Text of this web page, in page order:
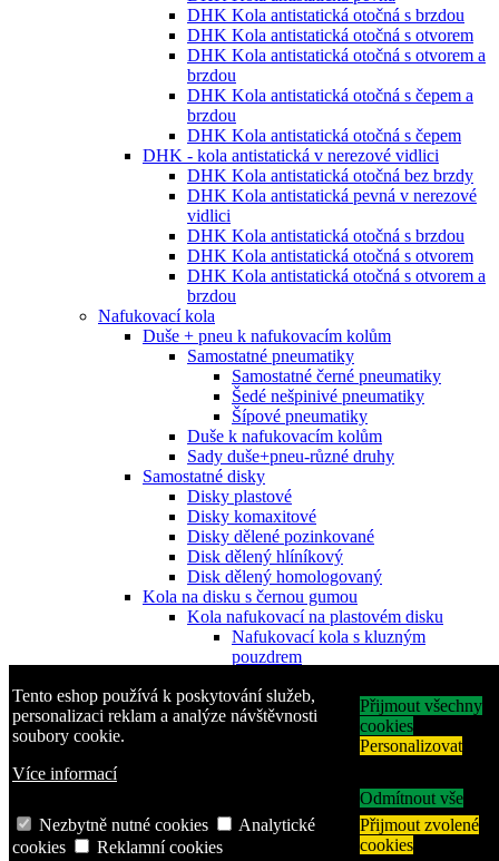
Tento eshop používá k poskytování služeb,
personalizaci reklam a analýze návštěvnosti
soubory cookie.
Více informací
Přijmout všechny
cookies
Personalizovat
Odmítnout vše
Nezbytně nutné cookies
Analytické
cookies
Reklamní cookies
Přijmout zvolené
cookies
DHK Kola antistatická otočná s brzdou
DHK Kola antistatická otočná s otvorem
DHK Kola antistatická otočná s otvorem a
brzdou
DHK Kola antistatická otočná s čepem a
brzdou
DHK Kola antistatická otočná s čepem
DHK - kola antistatická v nerezové vidlici
DHK Kola antistatická otočná bez brzdy
DHK Kola antistatická pevná v nerezové
vidlici
DHK Kola antistatická otočná s brzdou
DHK Kola antistatická otočná s otvorem
DHK Kola antistatická otočná s otvorem a
brzdou
Nafukovací kola
Duše + pneu k nafukovacím kolům
Samostatné pneumatiky
Samostatné černé pneumatiky
Šedé nešpinivé pneumatiky
Šípové pneumatiky
Duše k nafukovacím kolům
Sady duše+pneu-různé druhy
Samostatné disky
Disky plastové
Disky komaxitové
Disky dělené pozinkované
Disk dělený hlíníkový
Disk dělený homologovaný
Kola na disku s černou gumou
Kola nafukovací na plastovém disku
Nafukovací kola s kluzným
pouzdrem
ložiskem
Nafukovací kola s kuličkovým
Kola nafukovací na plechovém disku
Nafukovací kola s jehlovým
ložiskem
Nafukovací kola s kuličkovým